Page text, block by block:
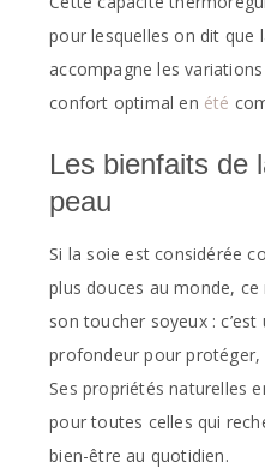
pour lesquelles on dit que
accompagne les
confort optimal en été
Les bienfaits de
peau
Si la soie est considérée
plus douces au monde, ce
son toucher soyeux :
profondeur pour protéger,
Ses propriétés naturelles
pour toutes celles qui
bien-être au quotidien.